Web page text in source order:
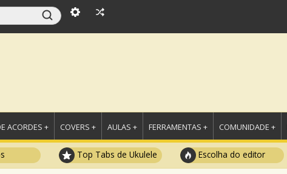
ACORDES + COVERS + AULAS + FERRAMENTAS + COMUNIDADE +
Top Tabs de Ukulele Escolha do editor